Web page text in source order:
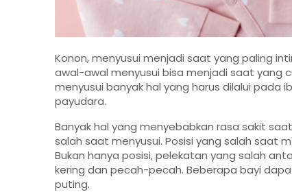
Konon, menyusui menjadi saat yang paling
awal-awal menyusui bisa menjadi saat yang
menyusui banyak hal yang harus dilalui pada
payudara.
Banyak hal yang menyebabkan rasa sakit
salah saat menyusui. Posisi yang salah saat
Bukan hanya posisi, pelekatan yang salah
kering dan pecah-pecah. Beberapa bayi
puting.